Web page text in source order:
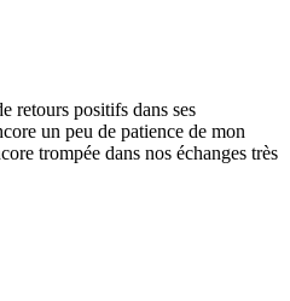
retours positifs dans ses
un peu de patience de mon
trompée dans nos échanges très